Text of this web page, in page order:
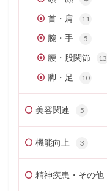
首・肩 11
腕・手 5
腰・股関節 13
脚・足 10
美容関連 5
機能向上 3
精神疾患・その他